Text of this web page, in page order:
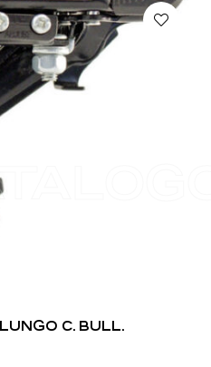
C. BULL.